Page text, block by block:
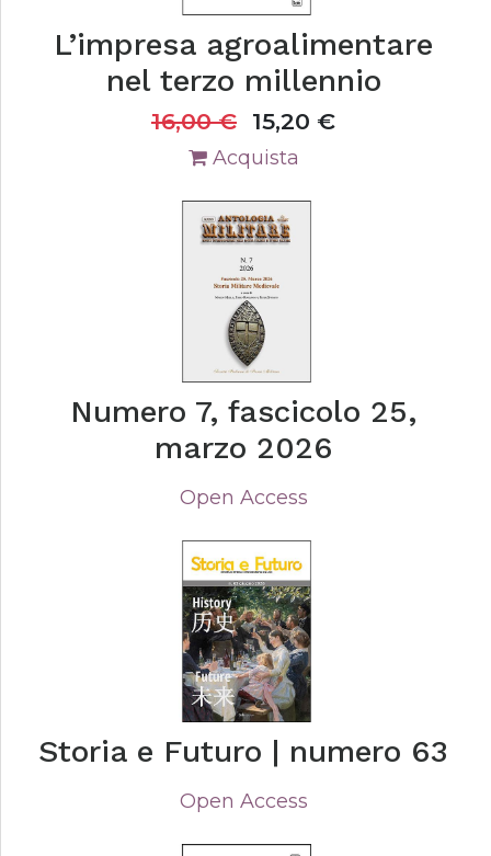
L’impresa agroalimentare
nel terzo millennio
16,00€ 15,20 €
Acquista
Numero 7, fascicolo 25,
marzo 2026
Open Access
Storia e Futuro | numero 63
Open Access